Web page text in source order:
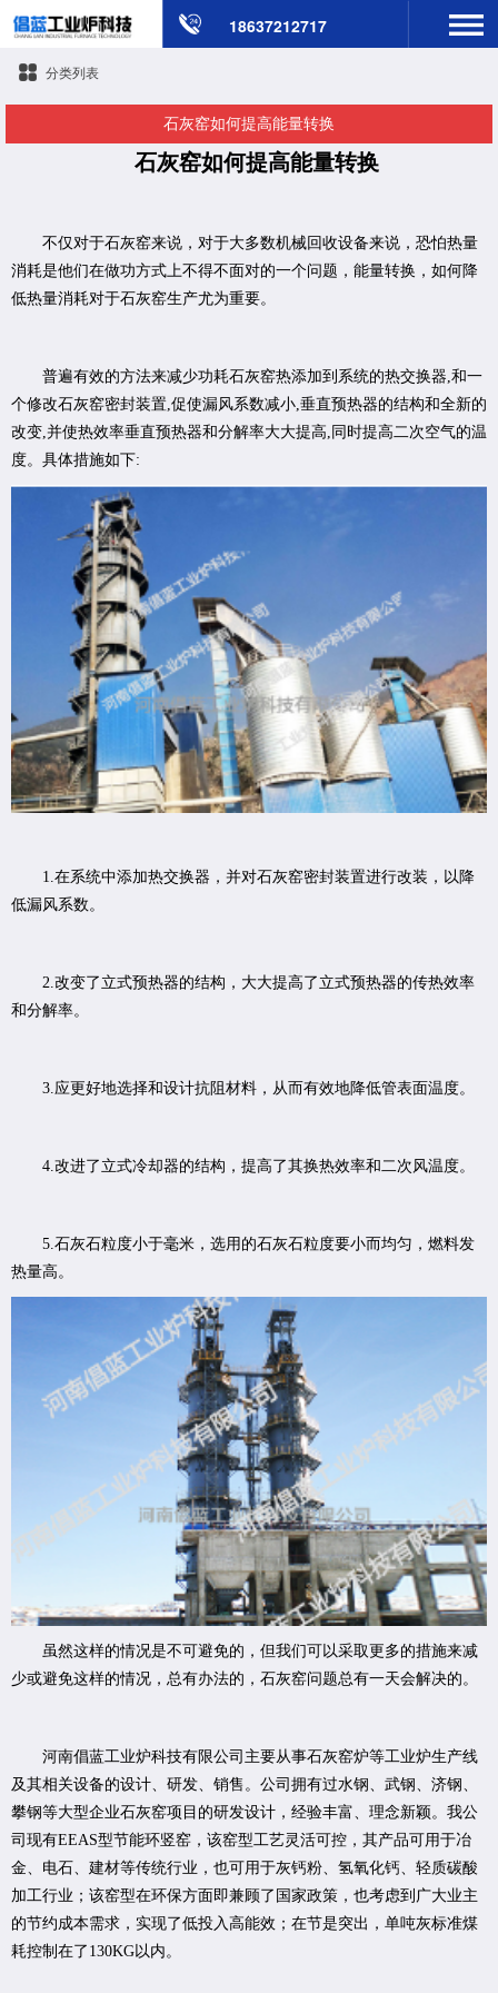
18637212717
分类列表
石灰窑如何提高能量转换
石灰窑如何提高能量转换
不仅对于石灰窑来说，对于大多数机械回收设备来说，恐怕热量
消耗是他们在做功方式上不得不面对的一个问题，能量转换，如何降
低热量消耗对于石灰窑生产尤为重要。
普遍有效的方法来减少功耗石灰窑热添加到系统的热交换器,和一
个修改石灰窑密封装置,促使漏风系数减小,垂直预热器的结构和全新的
改变,并使热效率垂直预热器和分解率大大提高,同时提高二次空气的温
度。具体措施如下:
1.在系统中添加热交换器，并对石灰窑密封装置进行改装，以降
低漏风系数。
2.改变了立式预热器的结构，大大提高了立式预热器的传热效率
和分解率。
3.应更好地选择和设计抗阻材料，从而有效地降低管表面温度。
4.改进了立式冷却器的结构，提高了其换热效率和二次风温度。
5.石灰石粒度小于毫米，选用的石灰石粒度要小而均匀，燃料发
热量高。
虽然这样的情况是不可避免的，但我们可以采取更多的措施来减
少或避免这样的情况，总有办法的，石灰窑问题总有一天会解决的。
河南倡蓝工业炉科技有限公司主要从事石灰窑炉等工业炉生产线
及其相关设备的设计、研发、销售。公司拥有过水钢、武钢、济钢、
攀钢等大型企业石灰窑项目的研发设计，经验丰富、理念新颖。我公
司现有EEAS型节能环竖窑，该窑型工艺灵活可控，其产品可用于冶
金、电石、建材等传统行业，也可用于灰钙粉、氢氧化钙、轻质碳酸
加工行业；该窑型在环保方面即兼顾了国家政策，也考虑到广大业主
的节约成本需求，实现了低投入高能效；在节是突出，单吨灰标准煤
耗控制在了130KG以内。